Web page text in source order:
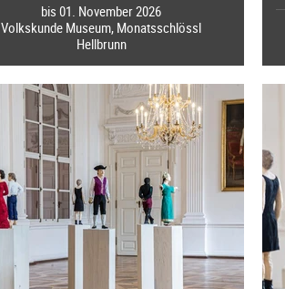
bis 01. November 2026
Volkskunde Museum, Monatsschlössl
Hellbrunn